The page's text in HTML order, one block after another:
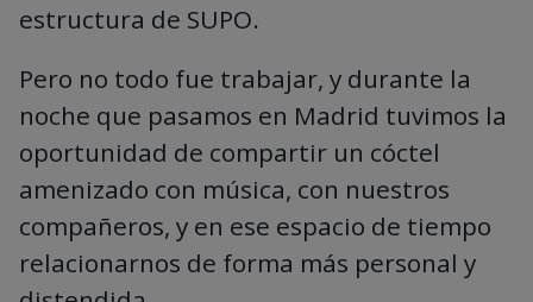
estructura de SUPO.
Pero no todo fue trabajar, y durante la
noche que pasamos en Madrid tuvimos la
oportunidad de compartir un cóctel
amenizado con música, con nuestros
compañeros, y en ese espacio de tiempo
relacionarnos de forma más personal y